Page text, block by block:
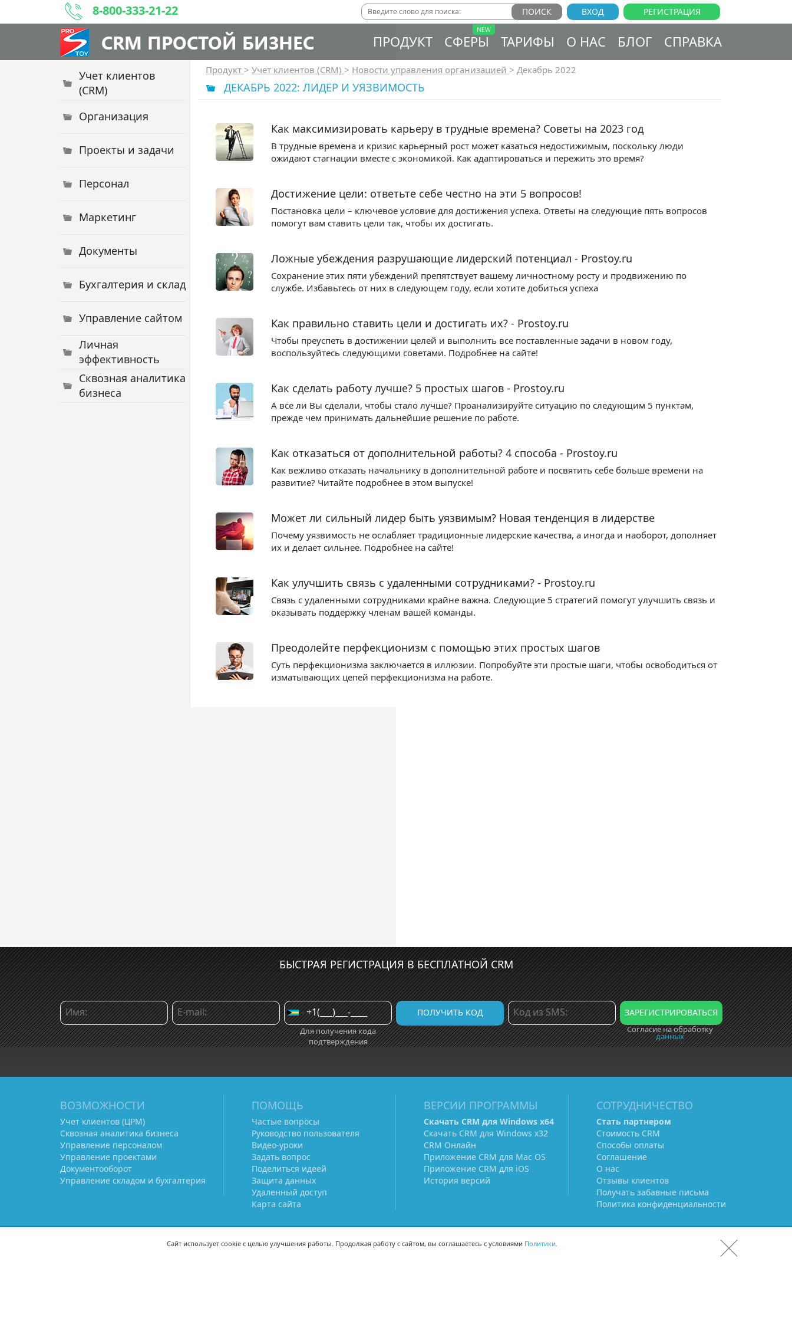
8-800-333-21-22 РЕГИСТРАЦИЯ
ВХОД
CRM ПРОСТОЙ БИЗНЕС ПРОДУКТ СФЕРЫ ТАРИФЫ О НАС БЛОГ СПРАВКА
Учет клиентов
(CRM)
Организация
Проекты и задачи
Персонал
Маркетинг
Документы
Бухгалтерия и склад
Управление сайтом
Личная
эффективность
Сквозная аналитика
бизнеса
Продукт > Учет клиентов (CRM) > Новости управления организацией > Декабрь 2022
ДЕКАБРЬ 2022: ЛИДЕР И УЯЗВИМОСТЬ
Как максимизировать карьеру в трудные времена? Советы на 2023 год
В трудные времена и кризис карьерный рост может казаться недостижимым, поскольку люди
ожидают стагнации вместе с экономикой. Как адаптироваться и пережить это время?
Достижение цели: ответьте себе честно на эти 5 вопросов!
Постановка цели – ключевое условие для достижения успеха. Ответы на следующие пять вопросов
помогут вам ставить цели так, чтобы их достигать.
Ложные убеждения разрушающие лидерский потенциал - Prostoy.ru
Сохранение этих пяти убеждений препятствует вашему личностному росту и продвижению по
службе. Избавьтесь от них в следующем году, если хотите добиться успеха
Как правильно ставить цели и достигать их? - Prostoy.ru
Чтобы преуспеть в достижении целей и выполнить все поставленные задачи в новом году,
воспользуйтесь следующими советами. Подробнее на сайте!
Как сделать работу лучше? 5 простых шагов - Prostoy.ru
А все ли Вы сделали, чтобы стало лучше? Проанализируйте ситуацию по следующим 5 пунктам,
прежде чем принимать дальнейшие решение по работе.
Как отказаться от дополнительной работы? 4 способа - Prostoy.ru
Как вежливо отказать начальнику в дополнительной работе и посвятить себе больше времени на
развитие? Читайте подробнее в этом выпуске!
Может ли сильный лидер быть уязвимым? Новая тенденция в лидерстве
Почему уязвимость не ослабляет традиционные лидерские качества, а иногда и наоборот, дополняет
их и делает сильнее. Подробнее на сайте!
Как улучшить связь с удаленными сотрудниками? - Prostoy.ru
Связь с удаленными сотрудниками крайне важна. Следующие 5 стратегий помогут улучшить связь и
оказывать поддержку членам вашей команды.
Преодолейте перфекционизм с помощью этих простых шагов
Суть перфекционизма заключается в иллюзии. Попробуйте эти простые шаги, чтобы освободиться от
изматывающих цепей перфекционизма на работе.
БЫСТРАЯ РЕГИСТРАЦИЯ В БЕСПЛАТНОЙ CRM
Для получения кода
подтверждения
Согласие на обработку
данных
ВОЗМОЖНОСТИ
Учет клиентов (ЦРМ)
Сквозная аналитика бизнеса
Управление персоналом
Управление проектами
Документооборот
Управление складом и бухгалтерия
ПОМОЩЬ
Частые вопросы
Руководство пользователя
Видео-уроки
Задать вопрос
Поделиться идеей
Защита данных
Удаленный доступ
Карта сайта
ВЕРСИИ ПРОГРАММЫ
Скачать CRM для Windows х64
Скачать CRM для Windows х32
CRM Онлайн
Приложение CRM для Mac OS
Приложение CRM для iOS
История версий
СОТРУДНИЧЕСТВО
Стать партнером
Стоимость CRM
Способы оплаты
Соглашение
О нас
Отзывы клиентов
Получать забавные письма
Политика конфиденциальности
Сайт использует cookie с целью улучшения работы. Продолжая работу с сайтом, вы соглашаетесь с условиями Политики.